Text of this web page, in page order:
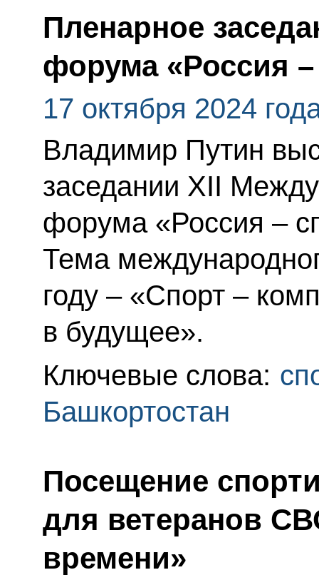
Пленарное
форума «Россия
17 октября 2024
Владимир Путин
заседании XII
форума «Россия –
Тема
году – «Спорт –
в будущее».
Ключевые слова:
Башкортостан
Посещение
для ветеранов
времени»